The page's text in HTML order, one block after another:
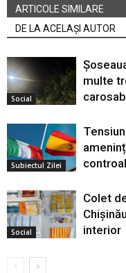
ARTICOLE SIMILARE
DE LA ACELAȘI AUTOR
Social
multe
Subiectul Zilei
Social
Colet
interior